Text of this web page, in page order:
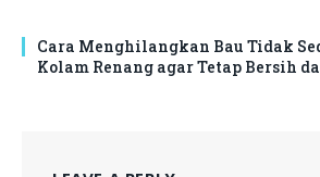
Cara Menghilangkan Bau Tidak
Kolam Renang agar Tetap Bersih